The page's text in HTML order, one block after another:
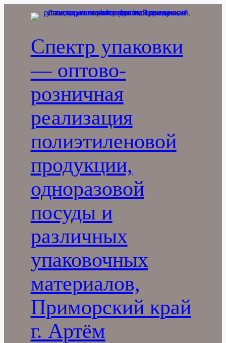
Перейти
Спектр упаковки
— оптово-
розничная
реализация
полиэтиленовой
продукции,
одноразовой
посуды и
различных
упаковочных
материалов,
Приморский край
г. Артём